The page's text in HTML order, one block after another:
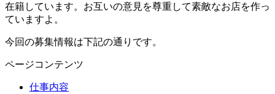
在籍しています。お互いの意見を尊重して素敵なお店を作っ
ていますよ。
今回の募集情報は下記の通りです。
ページコンテンツ
仕事内容